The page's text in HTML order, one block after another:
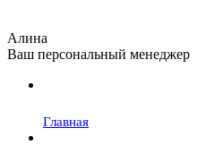
Алина
Ваш персональный менеджер
Главная